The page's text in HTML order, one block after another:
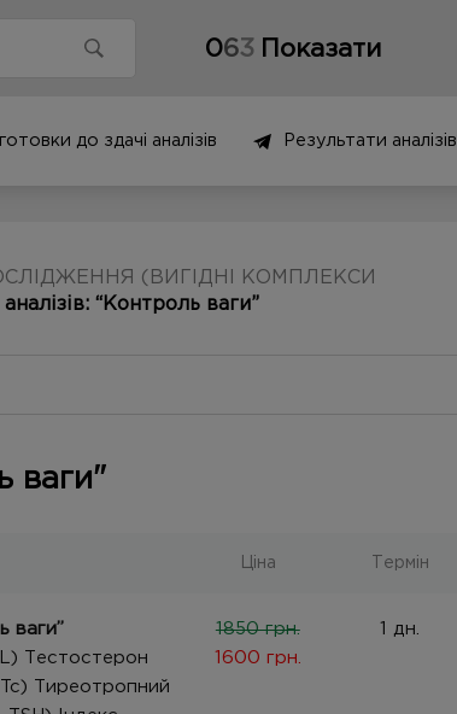
063 Показати
до здачі аналізів Результати аналізів
(ВИГІДНІ КОМПЛЕКСИ
аналізів: “Контроль ваги”
ваги"
Ціна Термін
ваги”
Тестостерон
Тиреотропний
1850 грн.
1600 грн.
1 дн.